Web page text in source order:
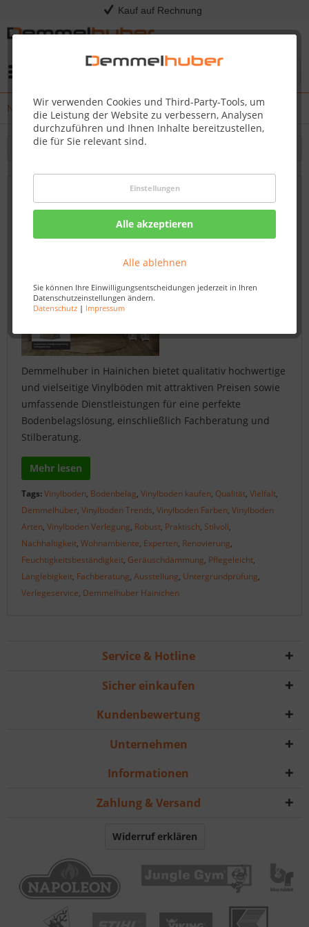
Kauf auf Rechnung
Wir verwenden Cookies und Third-Party-Tools, um
die Leistung der Website zu verbessern, Analysen
durchzuführen und Ihnen Inhalte bereitzustellen,
die für Sie relevant sind.
Einstellungen
Alle akzeptieren
Alle ablehnen
Sie können Ihre Einwilligungsentscheidungen jederzeit in Ihren
Datenschutzeinstellungen ändern.
Datenschutz| Impressum
News
Filtern
Vinylboden kaufen zu attraktiven Preisen
bei Demmelhuber in Hainichen – Robust,
praktisch und stilvoll
Demmelhuber in Hainichen bietet qualitativ hochwertige
und vielseitige Vinylböden mit attraktiven Preisen sowie
umfassende Dienstleistungen für eine perfekte
Bodenbelagslösung, einschließlich Fachberatung und
Stilberatung.
Mehr lesen
Tags:Vinylboden, Bodenbelag, Vinylboden kaufen, Qualität, Vielfalt,
Demmelhuber, Vinylboden Trends, Vinylboden Farben, Vinylboden
Arten, Vinylboden Verlegung, Robust, Praktisch, Stilvoll,
Nachhaltigkeit, Wohnambiente, Experten, Renovierung,
Feuchtigkeitsbeständigkeit, Geräuschdämmung, Pflegeleicht,
Langlebigkeit, Fachberatung, Ausstellung, Untergrundprüfung,
Verlegeservice, Demmelhuber Hainichen
Service & Hotline
Sicher einkaufen
Kundenbewertung
Unternehmen
Informationen
Zahlung & Versand
Widerruf erklären